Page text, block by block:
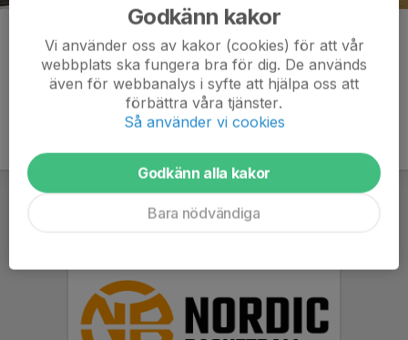
Kommentarer
Godkänn kakor
Vi använder oss av kakor (cookies) för att vår
webbplats ska fungera bra för dig. De används
även för webbanalys i syfte att hjälpa oss att
förbättra våra tjänster.
Så använder vi cookies
Godkänn alla kakor
Bara nödvändiga